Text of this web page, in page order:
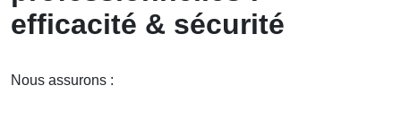
efficacité & sécurité
Nous assurons :